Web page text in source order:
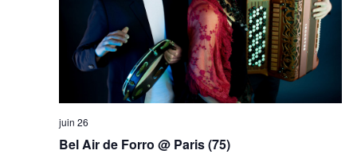
juin 26
Bel Air de Forro @ Paris (75)